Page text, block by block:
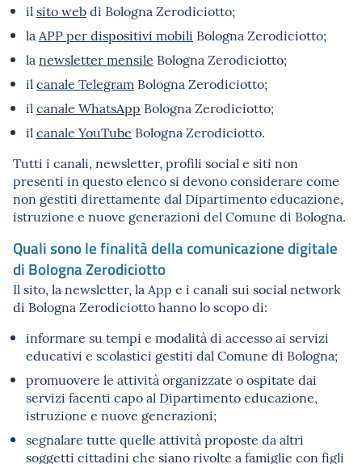
il sito webdi Bologna Zerodiciotto;
la APP per dispositivi mobili Bologna Zerodiciotto;
la newsletter mensile Bologna Zerodiciotto;
il canale Telegram Bologna Zerodiciotto;
il canale WhatsApp Bologna Zerodiciotto;
il canale YouTube Bologna Zerodiciotto.
Tutti i canali, newsletter, profili social e siti non
presenti in questo elenco si devono considerare come
non gestiti direttamente dal Dipartimento educazione,
istruzione e nuove generazioni del Comune di Bologna.
Quali sono le finalità della comunicazione digitale
di Bologna Zerodiciotto
Il sito, la newsletter, la App e i canali sui social network
di Bologna Zerodiciotto hanno lo scopo di:
informare su tempi e modalità di accesso ai servizi
educativi e scolastici gestiti dal Comune di Bologna;
promuovere le attività organizzate o ospitate dai
servizi facenti capo al Dipartimento educazione,
istruzione e nuove generazioni;
segnalare tutte quelle attività proposte da altri
soggetti cittadini che siano rivolte a famiglie con figli